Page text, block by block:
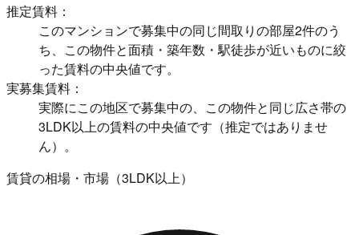
推定賃料：
このマンションで募集中の同じ間取りの部屋2件のう
ち、この物件と面積・築年数・駅徒歩が近いものに絞
った賃料の中央値です。
実募集賃料：
実際にこの地区で募集中の、この物件と同じ広さ帯の
3LDK以上の賃料の中央値です（推定ではありませ
ん）。
賃貸の相場・市場（3LDK以上）